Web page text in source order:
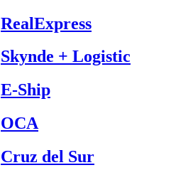
RealExpress
Skynde + Logistic
E-Ship
OCA
Cruz del Sur